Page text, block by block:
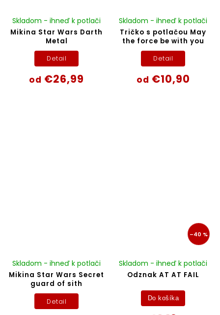
Mikina Star Wars Darth
Metal
Skladom - ihneď k potlači
od €26,99
Detail
Tričko s potlačou May
the force be with you
Skladom - ihneď k potlači
od €10,90
Detail
Mikina Star Wars Secret
guard of sith
Skladom - ihneď k potlači
Detail
–40 %
Odznak AT AT FAIL
Skladom - ihneď k potlači
Do košíka